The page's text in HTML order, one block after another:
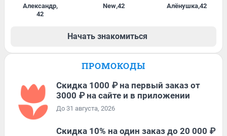
Александр,
42
New,42 Алёнушка,42
Начать знакомиться
ПРОМОКОДЫ
Скидка 1000 ₽ на первый заказ от
3000 ₽ на сайте и в приложении
До 31 августа, 2026
Скидка 10% на один заказ до 20 000 ₽